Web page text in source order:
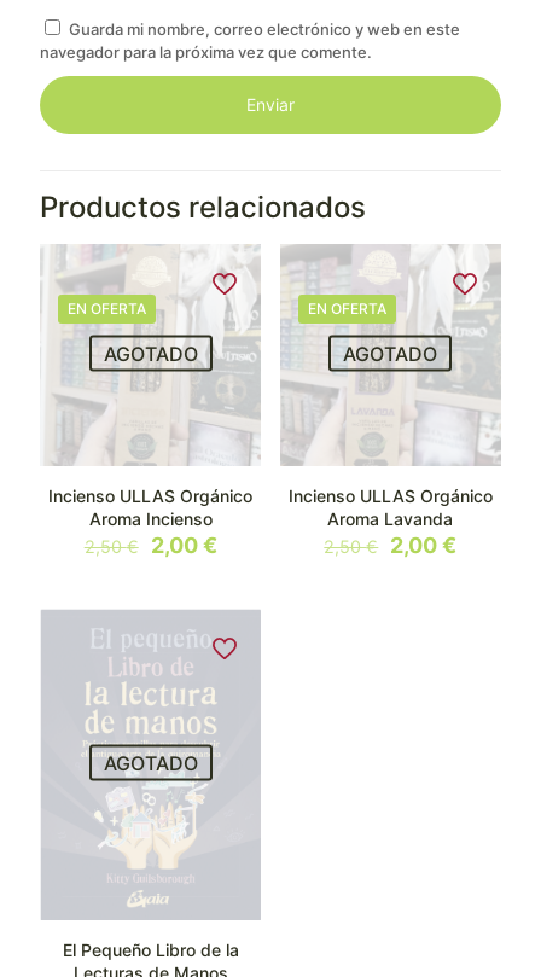
Guarda mi nombre, correo electrónico y web en este
navegador para la próxima vez que comente.
Productos relacionados
EN OFERTA
AGOTADO
Incienso ULLAS Orgánico
Aroma Incienso
2,50€
El
precio
era:
2,50 €.
2,00€El
es:
2,00 €.
EN OFERTA
AGOTADO
Incienso ULLAS Orgánico
Aroma Lavanda
2,50€
El
precio
2,00€
AGOTADO
El Pequeño Libro de la
Lecturas de Manos